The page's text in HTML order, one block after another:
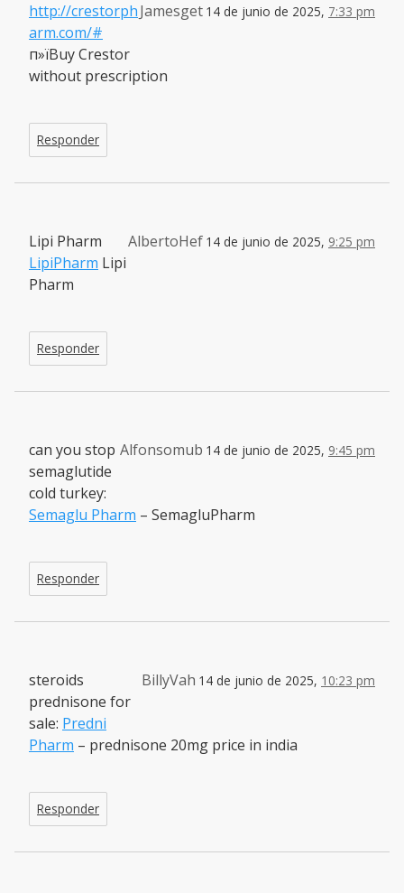
Jamesget 14 de junio de 2025, 7:33 pm
http://crestorph
arm.com/#
п»їBuy Crestor
without prescription
Responder
AlbertoHef 14 de junio de 2025, 9:25 pm
Lipi Pharm
LipiPharm Lipi
Pharm
Responder
Alfonsomub 14 de junio de 2025, 9:45 pm
can you stop
semaglutide
cold turkey:
Semaglu Pharm – SemagluPharm
Responder
BillyVah 14 de junio de 2025, 10:23 pm
steroids
prednisone for
sale: Predni
Pharm – prednisone 20mg price in india
Responder